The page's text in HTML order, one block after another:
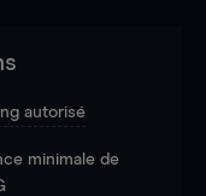
autorisé
minimale de